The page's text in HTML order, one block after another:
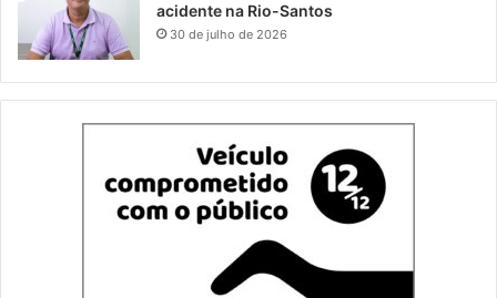
acidente na Rio-Santos
30 de julho de 2026